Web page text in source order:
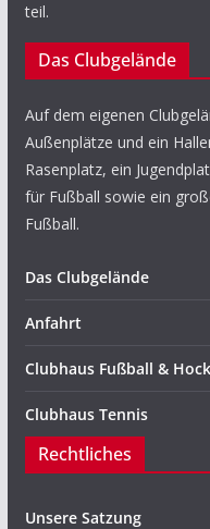
teil.
Das Clubgelände
Auf dem eigenen
Außenplätze und ein
Rasenplatz, ein
für Fußball sowie ein
Fußball.
Das Clubgelände
Anfahrt
Clubhaus Fußball &
Clubhaus Tennis
Rechtliches
Unsere Satzung